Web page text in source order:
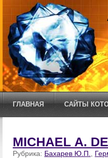
ГЛАВНАЯ САЙТЫ
MICHAEL А.
Рубрика: Бахарев Ю.П.